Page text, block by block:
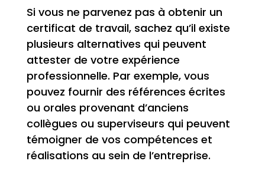
Si vous ne parvenez pas à obtenir un
certificat de travail, sachez qu’il existe
plusieurs alternatives qui peuvent
attester de votre expérience
professionnelle. Par exemple, vous
pouvez fournir des références écrites
ou orales provenant d’anciens
collègues ou superviseurs qui peuvent
témoigner de vos compétences et
réalisations au sein de l’entreprise.